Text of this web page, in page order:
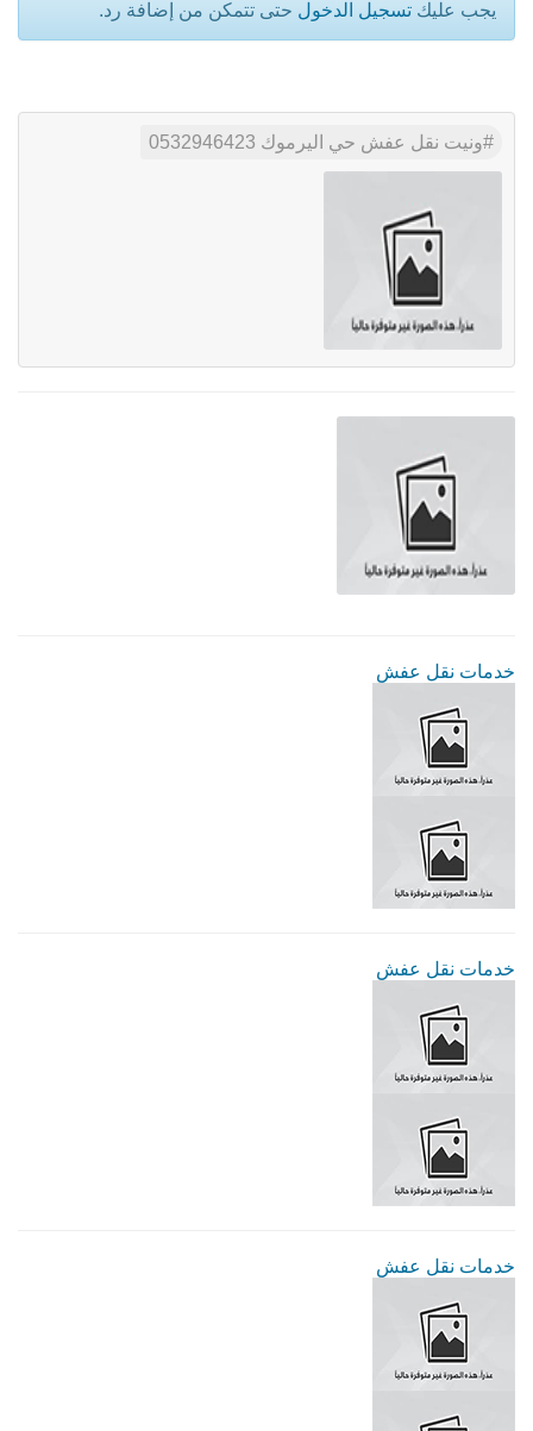
يجب عليك تسجيل الدخول حتى تتمكن من إضافة رد.
ونيت نقل عفش حي اليرموك 0532946423
خدمات نقل عفش
خدمات نقل عفش
خدمات نقل عفش